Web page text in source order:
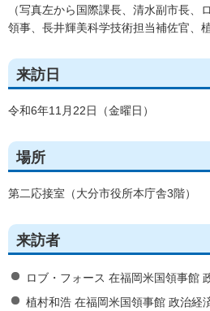
（写真左から国際課長、清水副市長、
領事、長井輝美科学技術担当補佐官、
来訪日
令和6年11月22日（金曜日）
場所
第二応接室（大分市役所本庁舎3階）
来訪者
ロブ・フォース 在福岡米国領事館
植村和浩 在福岡米国領事館 政治経